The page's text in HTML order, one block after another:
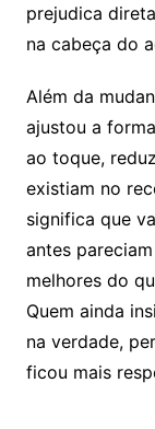
prejudica
na cabeça do
Além da
ajustou a
ao toque,
existiam no
significa que
antes
melhores do
Quem ainda
na verdade,
ficou mais